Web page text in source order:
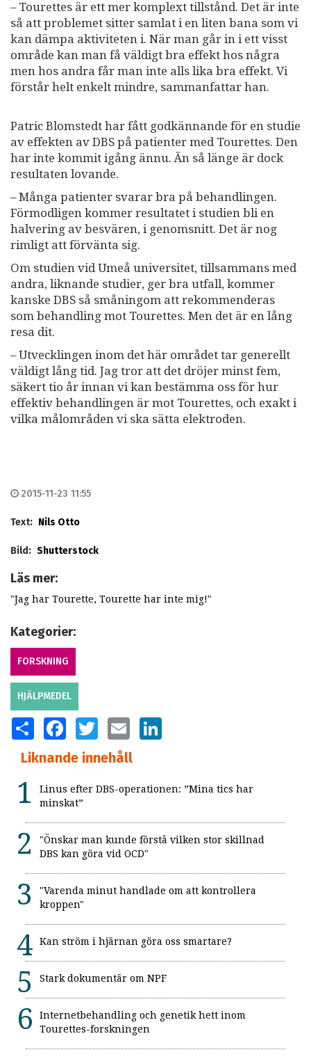
– Tourettes är ett mer komplext tillstånd. Det är inte
så att problemet sitter samlat i en liten bana som vi
kan dämpa aktiviteten i. När man går in i ett visst
område kan man få väldigt bra effekt hos några
men hos andra får man inte alls lika bra effekt. Vi
förstår helt enkelt mindre, sammanfattar han.
Patric Blomstedt har fått godkännande för en studie
av effekten av DBS på patienter med Tourettes. Den
har inte kommit igång ännu. Än så länge är dock
resultaten lovande.
– Många patienter svarar bra på behandlingen.
Förmodligen kommer resultatet i studien bli en
halvering av besvären, i genomsnitt. Det är nog
rimligt att förvänta sig.
Om studien vid Umeå universitet, tillsammans med
andra, liknande studier, ger bra utfall, kommer
kanske DBS så småningom att rekommenderas
som behandling mot Tourettes. Men det är en lång
resa dit.
– Utvecklingen inom det här området tar generellt
väldigt lång tid. Jag tror att det dröjer minst fem,
säkert tio år innan vi kan bestämma oss för hur
effektiv behandlingen är mot Tourettes, och exakt i
vilka målområden vi ska sätta elektroden.
2015-11-23 11:55
Text: Nils Otto
Bild: Shutterstock
Läs mer:
"Jag har Tourette, Tourette har inte mig!"
Kategorier:
FORSKNING
HJÄLPMEDEL
SHARE FACEBOOKTWITTER EMAIL
Liknande innehåll
Linus efter DBS-operationen: ”Mina tics har
minskat”
"Önskar man kunde förstå vilken stor skillnad
DBS kan göra vid OCD"
"Varenda minut handlade om att kontrollera
kroppen"
Kan ström i hjärnan göra oss smartare?
Stark dokumentär om NPF
Internetbehandling och genetik hett inom
Tourettes-forskningen